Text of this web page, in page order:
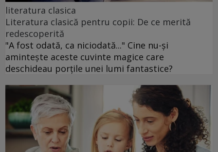
literatura clasica
Literatura clasică pentru copii: De ce merită
redescoperită
"A fost odată, ca niciodată..." Cine nu-și
amintește aceste cuvinte magice care
deschideau porțile unei lumi fantastice?